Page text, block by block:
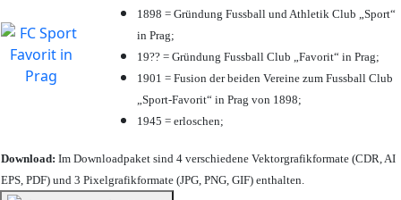
1898 = Gründung Fussball und Athletik Club „Sport“
in Prag;
19?? = Gründung Fussball Club „Favorit“ in Prag;
1901 = Fusion der beiden Vereine zum Fussball Club
„Sport-Favorit“ in Prag von 1898;
1945 = erloschen;
Download: Im Downloadpaket sind 4 verschiedene Vektorgrafikformate (CDR, AI
EPS, PDF) und 3 Pixelgrafikformate (JPG, PNG, GIF) enthalten.